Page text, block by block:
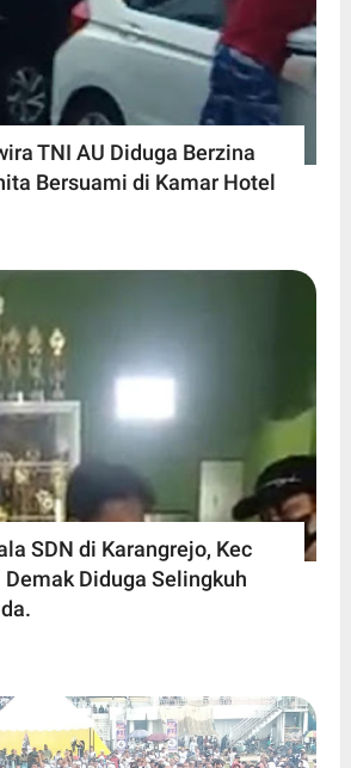
TNI AU Diduga Berzina
Bersuami di Kamar Hotel
SDN di Karangrejo, Kec
Diduga Selingkuh